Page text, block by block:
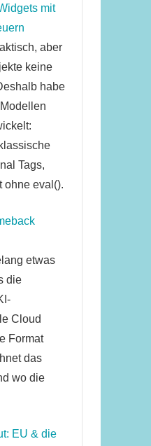
mit
aber
keine
habe
Tags,
ohne eval().
etwas
die
Cloud
Format
das
wo die
EU & die